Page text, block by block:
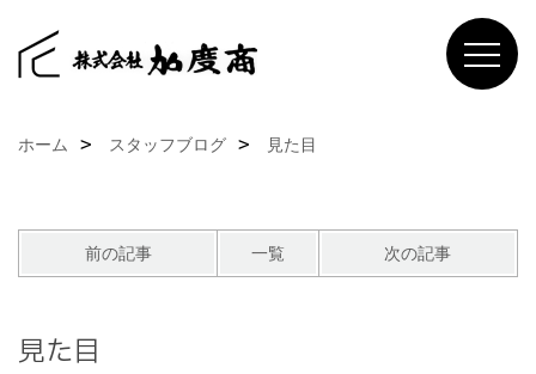
ホーム スタッフブログ 見た目
前の記事 一覧 次の記事
見た目